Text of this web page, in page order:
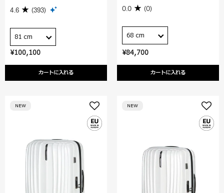
¥100,100
カートに入れる
4.6 (393)
81 cm
¥84,700
カートに入れる
0.0 (0)
68 cm
NEW NEW